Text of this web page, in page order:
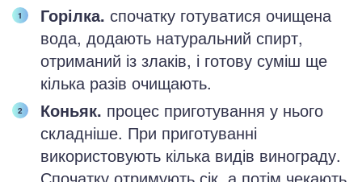
Горілка. спочатку готуватися очищена
вода, додають натуральний спирт,
отриманий із злаків, і готову суміш ще
кілька разів очищають.
Коньяк. процес приготування у нього
складніше. При приготуванні
використовують кілька видів винограду.